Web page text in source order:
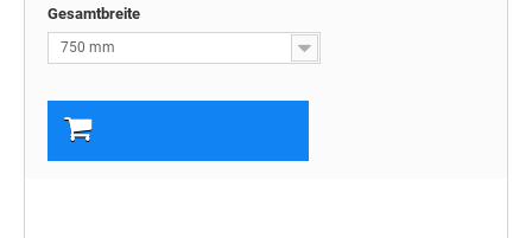
Gesamtbreite
750 mm